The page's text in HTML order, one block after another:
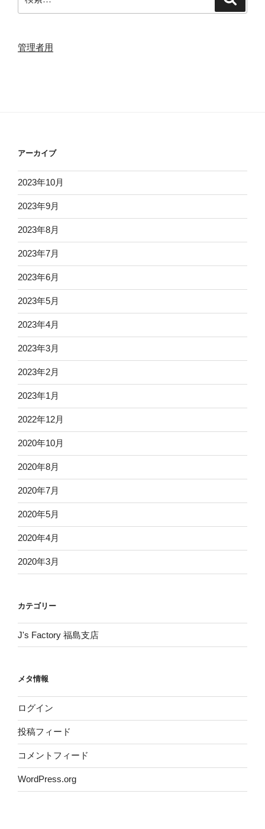
索:
管理者用
アーカイブ
2023年10月
2023年9月
2023年8月
2023年7月
2023年6月
2023年5月
2023年4月
2023年3月
2023年2月
2023年1月
2022年12月
2020年10月
2020年8月
2020年7月
2020年5月
2020年4月
2020年3月
カテゴリー
J's Factory 福島支店
メタ情報
ログイン
投稿フィード
コメントフィード
WordPress.org